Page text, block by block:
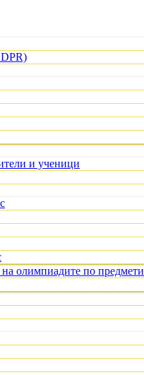
и ученици
олимпиадите по предмети